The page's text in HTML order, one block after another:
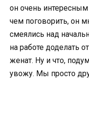
он очень
чем поговорить, он
смеялись над
на работе доделать
женат. Ну и что,
увожу. Мы просто